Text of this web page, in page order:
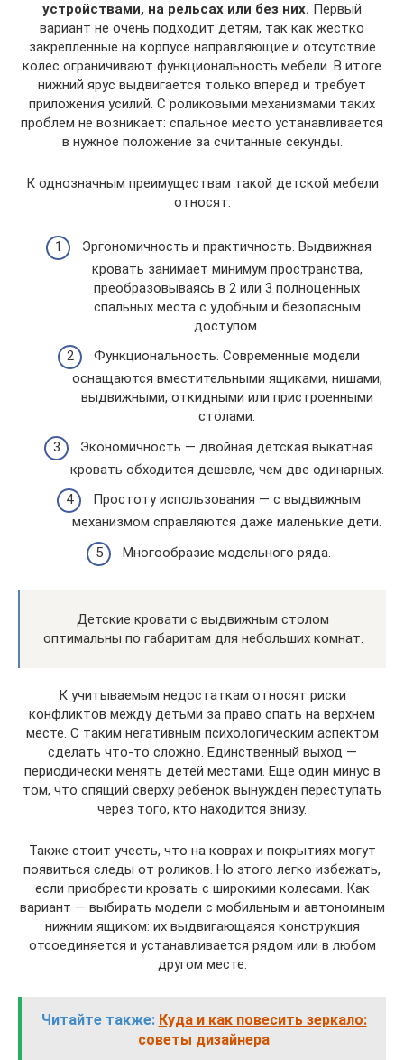
устройствами, на рельсах или без них. Первый
вариант не очень подходит детям, так как жестко
закрепленные на корпусе направляющие и отсутствие
колес ограничивают функциональность мебели. В итоге
нижний ярус выдвигается только вперед и требует
приложения усилий. С роликовыми механизмами таких
проблем не возникает: спальное место устанавливается
в нужное положение за считанные секунды.
К однозначным преимуществам такой детской мебели
относят:
Эргономичность и практичность. Выдвижная
кровать занимает минимум пространства,
преобразовываясь в 2 или 3 полноценных
спальных места с удобным и безопасным
доступом.
Функциональность. Современные модели
оснащаются вместительными ящиками, нишами,
выдвижными, откидными или пристроенными
столами.
Экономичность — двойная детская выкатная
кровать обходится дешевле, чем две одинарных.
Простоту использования — с выдвижным
механизмом справляются даже маленькие дети.
Многообразие модельного ряда.
Детские кровати с выдвижным столом
оптимальны по габаритам для небольших комнат.
К учитываемым недостаткам относят риски
конфликтов между детьми за право спать на верхнем
месте. С таким негативным психологическим аспектом
сделать что-то сложно. Единственный выход —
периодически менять детей местами. Еще один минус в
том, что спящий сверху ребенок вынужден переступать
через того, кто находится внизу.
Также стоит учесть, что на коврах и покрытиях могут
появиться следы от роликов. Но этого легко избежать,
если приобрести кровать с широкими колесами. Как
вариант — выбирать модели с мобильным и автономным
нижним ящиком: их выдвигающаяся конструкция
отсоединяется и устанавливается рядом или в любом
другом месте.
Читайте также: Куда и как повесить зеркало:
советы дизайнера